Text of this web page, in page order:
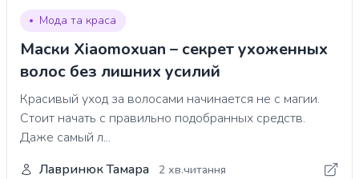
Мода та краса
Маски Xiaomoxuan – секрет ухоженных
волос без лишних усилий
Красивый уход за волосами начинается не с магии.
Стоит начать с правильно подобранных средств.
Даже самый л...
Лавринюк Тамара
2 хв.читання